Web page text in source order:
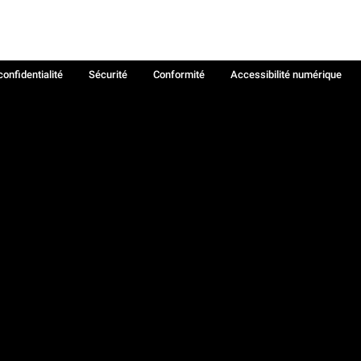
Sécurité Conformité
Accessibilité numérique